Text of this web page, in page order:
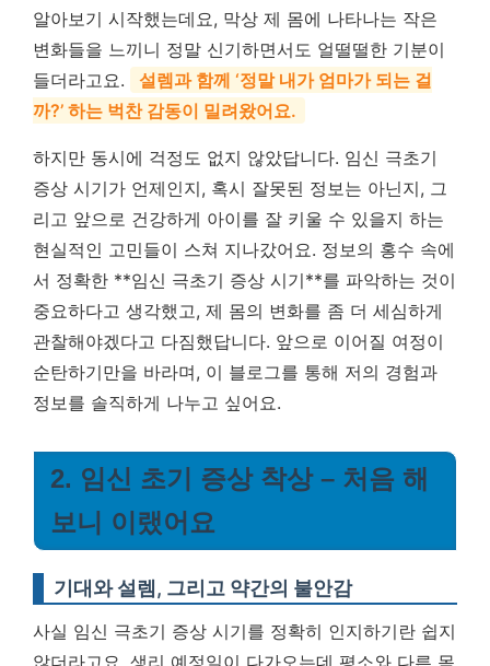
알아보기 시작했는데요, 막상 제 몸에 나타나는 작은
변화들을 느끼니 정말 신기하면서도 얼떨떨한 기분이
들더라고요.
설렘과 함께 ‘정말 내가 엄마가 되는 걸
까?’ 하는 벅찬 감동이 밀려왔어요.
하지만 동시에 걱정도 없지 않았답니다. 임신 극초기
증상 시기가 언제인지, 혹시 잘못된 정보는 아닌지, 그
리고 앞으로 건강하게 아이를 잘 키울 수 있을지 하는
현실적인 고민들이 스쳐 지나갔어요. 정보의 홍수 속에
서 정확한 **임신 극초기 증상 시기**를 파악하는 것이
중요하다고 생각했고, 제 몸의 변화를 좀 더 세심하게
관찰해야겠다고 다짐했답니다. 앞으로 이어질 여정이
순탄하기만을 바라며, 이 블로그를 통해 저의 경험과
정보를 솔직하게 나누고 싶어요.
2. 임신 초기 증상 착상 – 처음 해
보니 이랬어요
기대와 설렘, 그리고 약간의 불안감
사실 임신 극초기 증상 시기를 정확히 인지하기란 쉽지
않더라고요. 생리 예정일이 다가오는데 평소와 다른 몸